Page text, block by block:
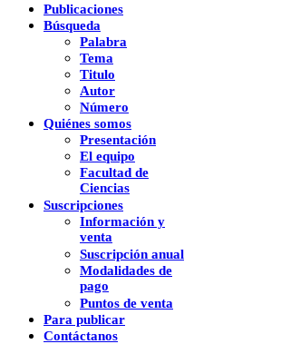
Publicaciones
Búsqueda
Palabra
Tema
Titulo
Autor
Número
Quiénes somos
Presentación
El equipo
Facultad de
Ciencias
Suscripciones
Información y
venta
Suscripción anual
Modalidades de
pago
Puntos de venta
Para publicar
Contáctanos